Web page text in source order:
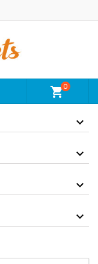
shopping_cart0